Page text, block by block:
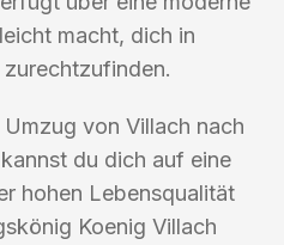
macht, dich in
zurechtzufinden.
von Villach nach
du dich auf eine
hohen Lebensqualität
Koenig Villach